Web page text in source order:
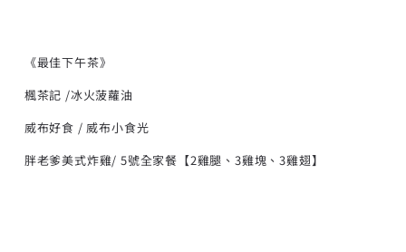
《最佳下午茶》
楓茶記 /冰火菠蘿油
威布好食 / 威布小食光
胖老爹美式炸雞/ 5號全家餐【2雞腿、3雞塊、3雞翅】